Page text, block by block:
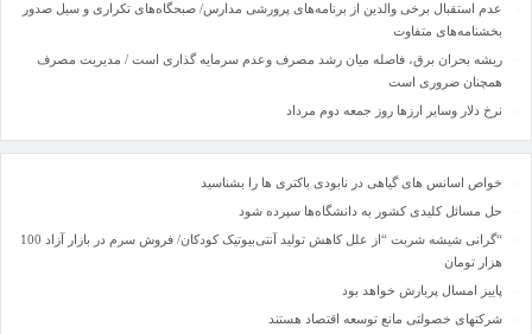
خواص اسانس های گیاهی در نابودی باکتری ها را بشناسید
حل مسائل کلیدی کشور به دانشگاه‌ها سپرده شود
“گرانی شیشه شربت “از علل کاهش تولید آنتی‌بیوتیک کودکان/ فروش سرم در بازار آزاد 100
هزار تومان
پاییز امسال پربارش خواهد بود
شرکتهای خصولتی مانع توسعه اقتصاد هستند
عدم استقبال برخی والدین از برنامه‌های پرورشی مدارس/ صبحگاه‌های تکراری و سیل صدور
بخشنامه‌های متفاوت
ریشه بحران برق، فاصله میان رشد مصرف وعدم سرمایه گذاری است / مدیریت مصرف
همچنان ضروری است
نرخ دلار وسایر ارزها روز جمعه دوم مرداد